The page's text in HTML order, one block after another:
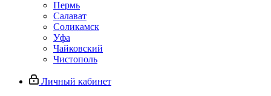
Пермь
Салават
Соликамск
Уфа
Чайковский
Чистополь
Личный кабинет